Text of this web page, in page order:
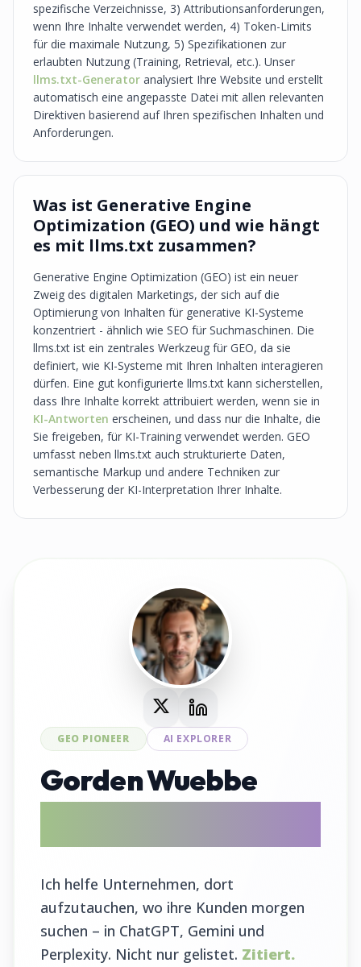
spezifische Verzeichnisse, 3) Attributionsanforderungen,
wenn Ihre Inhalte verwendet werden, 4) Token-Limits
für die maximale Nutzung, 5) Spezifikationen zur
erlaubten Nutzung (Training, Retrieval, etc.). Unser
llms.txt-Generator analysiert Ihre Website und erstellt
automatisch eine angepasste Datei mit allen relevanten
Direktiven basierend auf Ihren spezifischen Inhalten und
Anforderungen.
Was ist Generative Engine
Optimization (GEO) und wie hängt
es mit llms.txt zusammen?
Generative Engine Optimization (GEO) ist ein neuer
Zweig des digitalen Marketings, der sich auf die
Optimierung von Inhalten für generative KI-Systeme
konzentriert - ähnlich wie SEO für Suchmaschinen. Die
llms.txt ist ein zentrales Werkzeug für GEO, da sie
definiert, wie KI-Systeme mit Ihren Inhalten interagieren
dürfen. Eine gut konfigurierte llms.txt kann sicherstellen,
dass Ihre Inhalte korrekt attribuiert werden, wenn sie in
KI-Antworten erscheinen, und dass nur die Inhalte, die
Sie freigeben, für KI-Training verwendet werden. GEO
umfasst neben llms.txt auch strukturierte Daten,
semantische Markup und andere Techniken zur
Verbesserung der KI-Interpretation Ihrer Inhalte.
GEO PIONEER AI EXPLORER
Gorden Wuebbe
Ich helfe Unternehmen, dort
aufzutauchen, wo ihre Kunden morgen
suchen – in ChatGPT, Gemini und
Perplexity. Nicht nur gelistet. Zitiert.